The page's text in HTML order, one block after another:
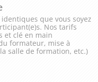
que vous soyez
Nos tarifs
et clé en main
formateur, mise à
salle de formation, etc.)